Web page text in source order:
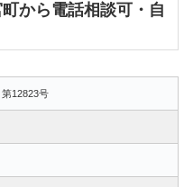
から電話相談可・自
12823号